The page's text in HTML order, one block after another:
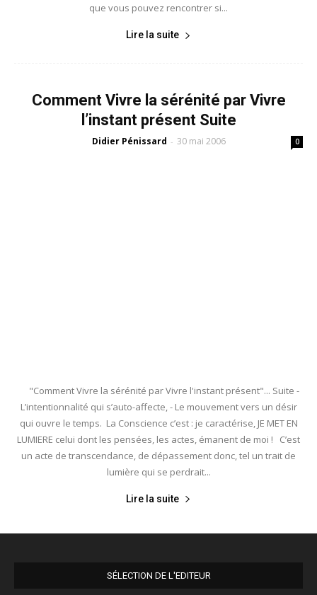
que vous pouvez rencontrer si...
Lire la suite
Comment Vivre la sérénité par Vivre
l’instant présent Suite
Didier Pénissard - 30 mai 2006 0
"Comment Vivre la sérénité par Vivre l'instant présent"... Suite -
L’intentionnalité qui s’auto-affecte, - Le mouvement vers un désir
qui ouvre le temps. La Conscience c’est : je caractérise, JE MET EN
LUMIERE celui dont les pensées, les actes, émanent de moi ! C’est
un acte de transcendance, de dépassement donc, tel un trait de
lumière qui se perdrait...
Lire la suite
SÉLECTION DE L'EDITEUR